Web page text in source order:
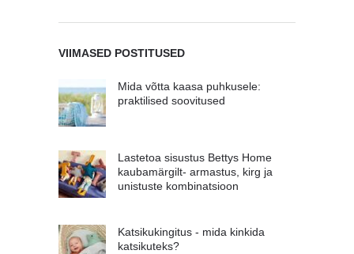
VIIMASED POSTITUSED
Mida võtta kaasa puhkusele:
praktilised soovitused
Lastetoa sisustus Bettys Home
kaubamärgilt- armastus, kirg ja
unistuste kombinatsioon
Katsikukingitus - mida kinkida
katsikuteks?